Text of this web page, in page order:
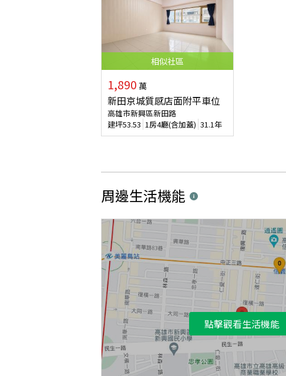
相似社區
1,890 萬
新田京城質感店面附平車位
高雄市新興區新田路
建坪53.53 1房4廳(含加蓋) 31.1年
周邊生活機能
點擊觀看生活機能